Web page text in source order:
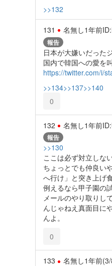
>>132
131 名無し1年前
報告
日本が大嫌いだった
国内で韓国への愛を
https://twitter.com/i/
>>134>>137>>140
0
132 名無し1年前
報告
>>130
ここは必ず対立しな
ちょっとでも仲良い
へ行け」と突き上げ
例えるなら甲子園の
メールのやり取りし
んじゃねえ真面目に
んよ。
0
133 名無し1年前